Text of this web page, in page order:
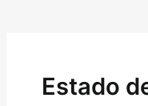
Estado